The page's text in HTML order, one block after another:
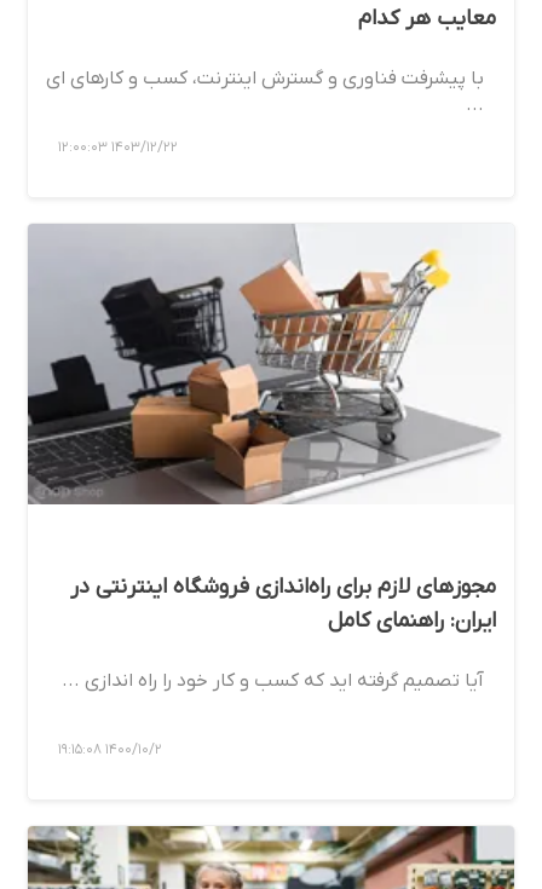
معایب هر کدام
با پیشرفت فناوری و گسترش اینترنت، کسب‌ و کارهای ای
...
1403/12/22 12:00:03
مجوزهای لازم برای راه‌اندازی فروشگاه اینترنتی در
ایران: راهنمای کامل
آیا تصمیم گرفته اید که کسب و کار خود را راه اندازی ...
1400/10/2 19:15:08